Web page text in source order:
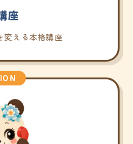
座
変える本格講座